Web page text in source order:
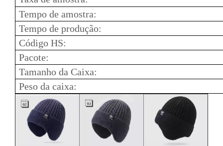
Tempo de amostra:
Tempo de produção:
Código HS:
Pacote:
Tamanho da Caixa:
Peso da caixa: